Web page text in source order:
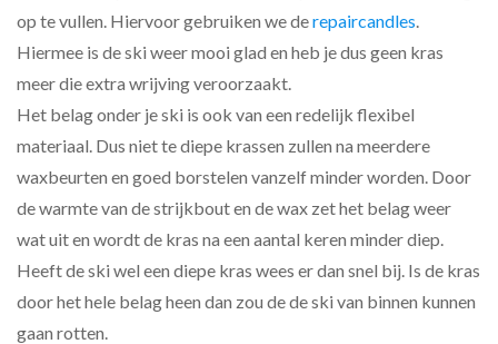
op te vullen. Hiervoor gebruiken we derepaircandles.
Hiermee is de ski weer mooi glad en heb je dus geen kras
meer die extra wrijving veroorzaakt.
Het belag onder je ski is ook van een redelijk flexibel
materiaal. Dus niet te diepe krassen zullen na meerdere
waxbeurten en goed borstelen vanzelf minder worden. Door
de warmte van de strijkbout en de wax zet het belag weer
wat uit en wordt de kras na een aantal keren minder diep.
Heeft de ski wel een diepe kras wees er dan snel bij. Is de kras
door het hele belag heen dan zou de de ski van binnen kunnen
gaan rotten.